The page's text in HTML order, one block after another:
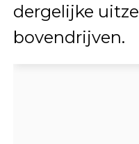
dergelijke
bovendrijven.